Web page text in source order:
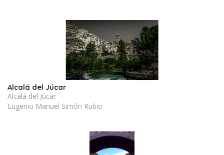
Alcalá del Júcar
Alcalá del Júcar
Eugenio Manuel Simón Rubio